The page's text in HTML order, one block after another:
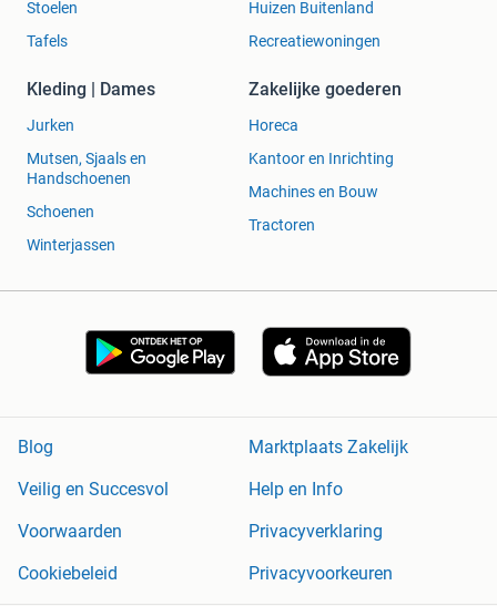
Stoelen
Tafels
Huizen Buitenland
Recreatiewoningen
Kleding | Dames
Jurken
Mutsen, Sjaals en
Handschoenen
Schoenen
Winterjassen
Zakelijke goederen
Horeca
Kantoor en Inrichting
Machines en Bouw
Tractoren
Blog
Marktplaats Zakelijk
Veilig en Succesvol
Help en Info
Voorwaarden
Privacyverklaring
Cookiebeleid
Privacyvoorkeuren